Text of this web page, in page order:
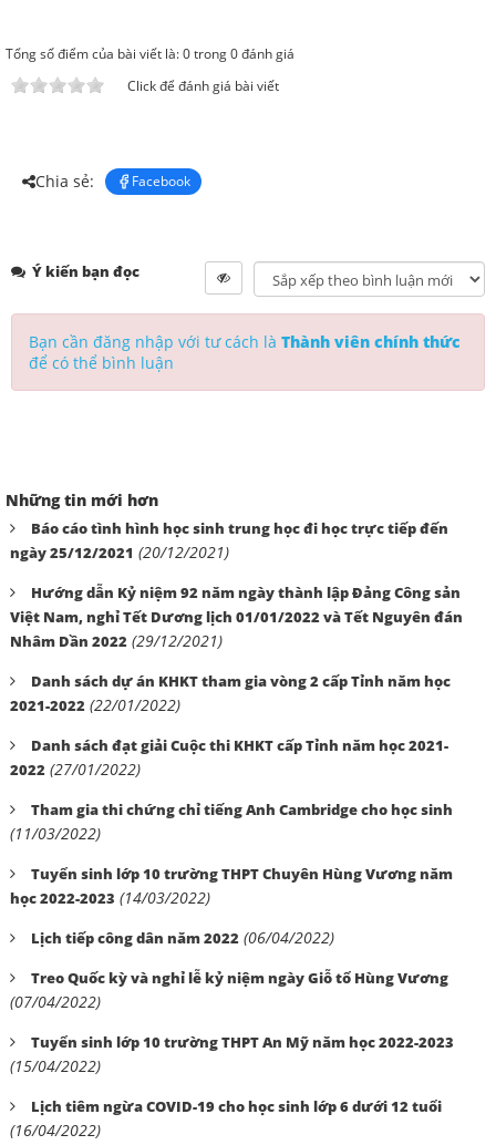
Tổng số điểm của bài viết là: 0 trong 0 đánh giá
Click để đánh giá bài viết
Chia sẻ: Facebook
Ý kiến bạn đọc
Bạn cần đăng nhập với tư cách là Thành viên chính thức
để có thể bình luận
Những tin mới hơn
Báo cáo tình hình học sinh trung học đi học trực tiếp đến
ngày 25/12/2021 (20/12/2021)
Hướng dẫn Kỷ niệm 92 năm ngày thành lập Đảng Công sản
Việt Nam, nghỉ Tết Dương lịch 01/01/2022 và Tết Nguyên đán
Nhâm Dần 2022 (29/12/2021)
Danh sách dự án KHKT tham gia vòng 2 cấp Tỉnh năm học
2021-2022 (22/01/2022)
Danh sách đạt giải Cuộc thi KHKT cấp Tỉnh năm học 2021-
2022 (27/01/2022)
Tham gia thi chứng chỉ tiếng Anh Cambridge cho học sinh
(11/03/2022)
Tuyển sinh lớp 10 trường THPT Chuyên Hùng Vương năm
học 2022-2023 (14/03/2022)
Lịch tiếp công dân năm 2022 (06/04/2022)
Treo Quốc kỳ và nghỉ lễ kỷ niệm ngày Giỗ tổ Hùng Vương
(07/04/2022)
Tuyển sinh lớp 10 trường THPT An Mỹ năm học 2022-2023
(15/04/2022)
Lịch tiêm ngừa COVID-19 cho học sinh lớp 6 dưới 12 tuổi
(16/04/2022)